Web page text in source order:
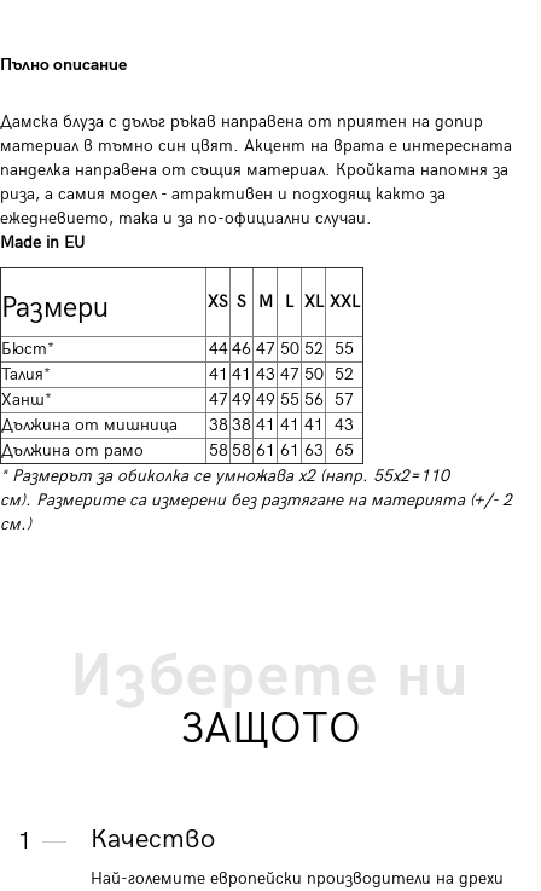
Пълно описание
Дамска блуза с дълъг ръкав направена от приятен на допир
материал в тъмно син цвят. Акцент на врата е интересната
панделка направена от същия материал. Кройката напомня за
риза, а самия модел - атрактивен и подходящ както за
ежедневието, така и за по-официални случаи.
Made in EU
Размери XS S M L XL XXL
Бюст* 44 46 47 50 52 55
Талия*
41 41 43 47 50 52
Ханш*
47 49 49 55 56 57
Дължина от мишница
38 38 41 41 41
43
Дължина от рамо
58 58 61 61 63 65
* Размерът за обиколка се умножава х2 (напр. 55х2=110
см). Размерите са измерени без разтягане на материята (+/- 2
см.)
Изберете ни
ЗАЩОТО
1 Качество
Най-големите европейски производители на дрехи